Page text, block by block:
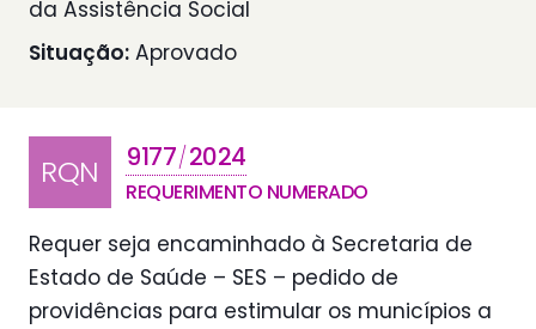
da Assistência Social
Situação: Aprovado
RQN 9177/2024
REQUERIMENTO NUMERADO
Requer seja encaminhado à Secretaria de
Estado de Saúde – SES – pedido de
providências para estimular os municípios a